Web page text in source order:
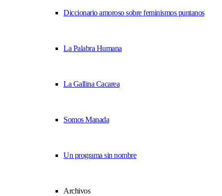
Diccionario amoroso sobre feminismos puntanos
La Palabra Humana
La Gallina Cacarea
Somos Manada
Un programa sin nombre
Archivos